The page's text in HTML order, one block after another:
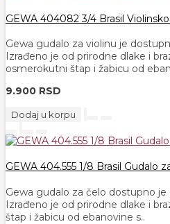
GEWA 404082 3/4 Brasil
Gewa gudalo za violinu je
Izrađeno je od prirodne dlake i
osmerokutni štap i žabicu od
9.900 RSD
Dodaj u korpu
GEWA 404.555 1/8 Brasil Gudalo
Gewa gudalo za čelo dostupno
Izrađeno je od prirodne dlake i
štap i žabicu od ebanovine s..